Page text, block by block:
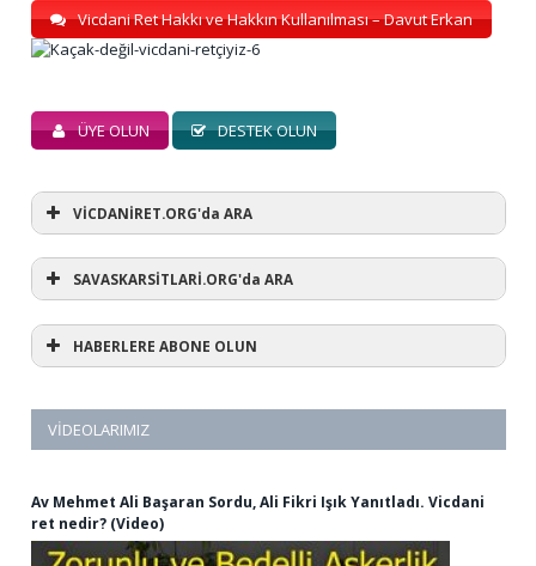
Vicdani Ret Hakkı ve Hakkın Kullanılması – Davut Erkan
ÜYE OLUN DESTEK OLUN
VİCDANİRET.ORG'da ARA
SAVASKARSİTLARİ.ORG'da ARA
HABERLERE ABONE OLUN
VIDEOLARIMIZ
Av Mehmet Ali Başaran Sordu, Ali Fikri Işık Yanıtladı. Vicdani
ret nedir? (Video)